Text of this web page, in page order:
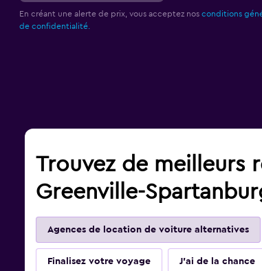
En créant une alerte de prix, vous acceptez nos conditions
de confidentialité.
Trouvez de meilleurs
Greenville-
Agences de location de voiture alternatives
Finalisez votre voyage J'ai de la chance